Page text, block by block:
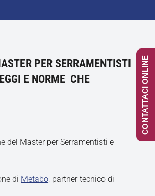
PER SERRAMENTISTI
E NORME CHE
del Master per Serramentisti e
di Metabo, partner tecnico di
CONTATTACI ONLINE